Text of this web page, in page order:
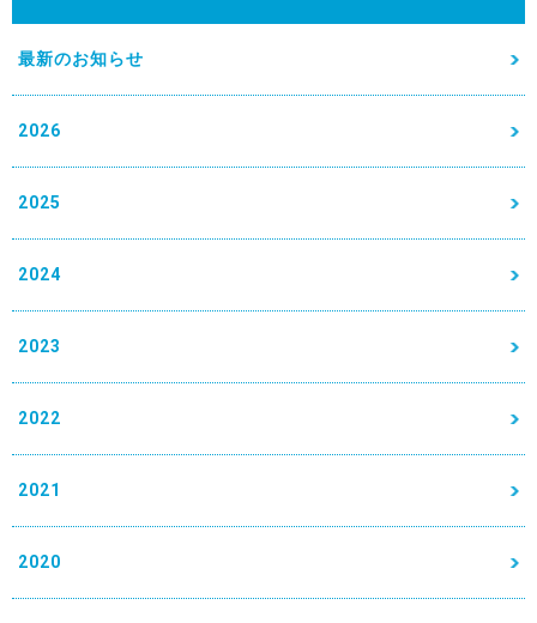
最新のお知らせ
2026
2025
2024
2023
2022
2021
2020